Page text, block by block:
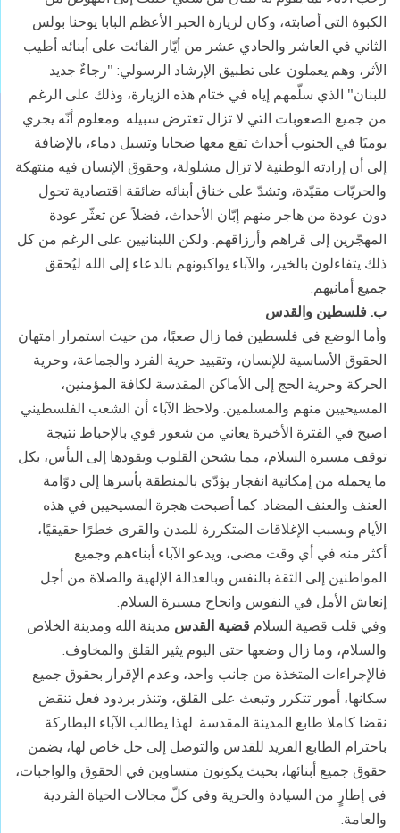
الكبوة التي أصابته، وكان لزيارة الحبر الأعظم البابا يوحنا بولس
الثاني في العاشر والحادي عشر من أيّار الفائت على أبنائه أطيب
الأثر، وهم يعملون على تطبيق الإرشاد الرسولي: "رجاءٌ جديد
للبنان" الذي سلّمهم إياه في ختام هذه الزيارة، وذلك على الرغم
من جميع الصعوبات التي لا تزال تعترض سبيله. ومعلوم أنّه يجري
يوميًا في الجنوب أحداث تقع معها ضحايا وتسيل دماء، بالإضافة
إلى أن إرادته الوطنية لا تزال مشلولة، وحقوق الإنسان فيه منتهكة
والحريّات مقيّدة، وتشدّ على خناق أبنائه ضائقة اقتصادية تحول
دون عودة من هاجر منهم إبّان الأحداث، فضلاً عن تعثّر عودة
المهجّرين إلى قراهم وأرزاقهم. ولكن اللبنانيين على الرغم من كل
ذلك يتفاءلون بالخير، والآباء يواكبونهم بالدعاء إلى الله ليُحقق
جميع أمانيهم.
ب. فلسطين والقدس
وأما الوضع في فلسطين فما زال صعبًا، من حيث استمرار امتهان
الحقوق الأساسية للإنسان، وتقييد حرية الفرد والجماعة، وحرية
الحركة وحرية الحج إلى الأماكن المقدسة لكافة المؤمنين،
المسيحيين منهم والمسلمين. ولاحظ الآباء أن الشعب الفلسطيني
اصبح في الفترة الأخيرة يعاني من شعور قوي بالإحباط نتيجة
توقف مسيرة السلام، مما يشحن القلوب ويقودها إلى اليأس، بكل
ما يحمله من إمكانية انفجار يؤدّي بالمنطقة بأسرها إلى دوّامة
العنف والعنف المضاد. كما أصبحت هجرة المسيحيين في هذه
الأيام وبسبب الإغلاقات المتكررة للمدن والقرى خطرًا حقيقيًا،
أكثر منه في أي وقت مضى، ويدعو الآباء أبناءهم وجميع
المواطنين إلى الثقة بالنفس وبالعدالة الإلهية والصلاة من أجل
إنعاش الأمل في النفوس وانجاح مسيرة السلام.
وفي قلب قضية السلام قضية القدس مدينة الله ومدينة الخلاص
والسلام، وما زال وضعها حتى اليوم يثير القلق والمخاوف.
فالإجراءات المتخذة من جانب واحد، وعدم الإقرار بحقوق جميع
سكانها، أمور تتكرر وتبعث على القلق، وتنذر بردود فعل تنقض
نقضا كاملا طابع المدينة المقدسة. لهذا يطالب الآباء البطاركة
باحترام الطابع الفريد للقدس والتوصل إلى حل خاص لها، يضمن
حقوق جميع أبنائها، بحيث يكونون متساوين في الحقوق والواجبات،
في إطارٍ من السيادة والحرية وفي كلّ مجالات الحياة الفردية
والعامة.